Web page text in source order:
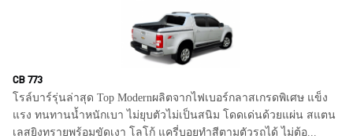
CB 773
โรล์บาร์รุ่นล่าสุด Top Modernผลิตจากไฟเบอร์กลาสเกรดพิเศษ แข็ง
แรง ทนทานน้ำหนักเบา ไม่ยุบตัวไม่เป็นสนิม โดดเด่นด้วยแผ่น สแตน
เลสยิงทรายพร้อมขัดเงา โลโก้ แครี่บอยทำสีตามตัวรถได้ ไม่ต้อ...